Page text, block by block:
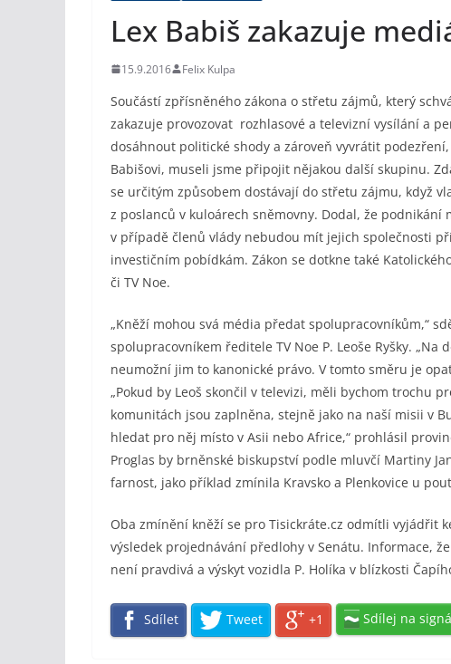
Lex Babiš zakazuje
15.9.2016 Felix Kulpa
Součástí zpřísněného zákona o střetu zájmů, který
zakazuje provozovat rozhlasové a televizní vysílání a
dosáhnout politické shody a zároveň vyvrátit
Babišovi, museli jsme připojit nějakou další skupinu.
se určitým způsobem dostávají do střetu zájmu, když
z poslanců v kuloárech sněmovny. Dodal, že
v případě členů vlády nebudou mít jejich společnosti
investičním pobídkám. Zákon se dotkne také
či TV Noe.
„Kněží mohou svá média předat spolupracovníkům,“
spolupracovníkem ředitele TV Noe P. Leoše Ryšky.
neumožní jim to kanonické právo. V tomto směru je
„Pokud by Leoš skončil v televizi, měli bychom trochu
komunitách jsou zaplněna, stejně jako na naší misii v
hledat pro něj místo v Asii nebo Africe,“ prohlásil
Proglas by brněnské biskupství podle mluvčí Martiny
farnost, jako příklad zmínila Kravsko a Plenkovice u
Oba zmínění kněží se pro Tisickráte.cz odmítli vyjádřit
výsledek projednávání předlohy v Senátu. Informace,
není pravdivá a výskyt vozidla P. Holíka v blízkosti
Sdílet Tweet +1 Sdílej na